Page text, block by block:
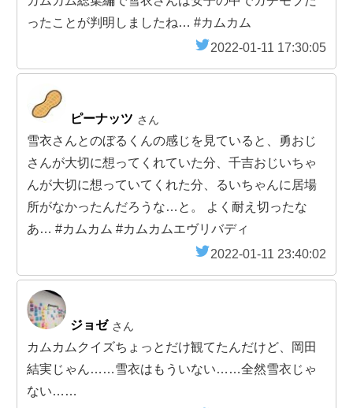
ったことが判明しましたね… #カムカム
2022-01-11 17:30:05
ピーナッツ さん
雪衣さんとのぼるくんの感じを見ていると、勇おじ
さんが大切に想ってくれていた分、千吉おじいちゃ
んが大切に想っていてくれた分、るいちゃんに居場
所がなかったんだろうな…と。 よく耐え切ったな
あ… #カムカム #カムカムエヴリバディ
2022-01-11 23:40:02
ジョゼ さん
カムカムクイズちょっとだけ観てたんだけど、岡田
結実じゃん……雪衣はもういない……全然雪衣じゃ
ない……